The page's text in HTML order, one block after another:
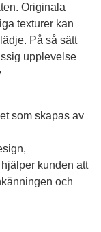
Originala
texturer kan
På så sätt
upplevelse
som skapas av
kunden att
och